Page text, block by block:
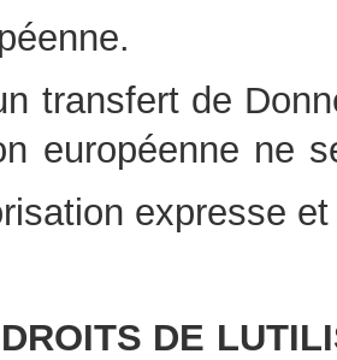
transfert de
européenne
expresse
DE